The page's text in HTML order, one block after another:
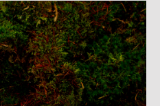
Items